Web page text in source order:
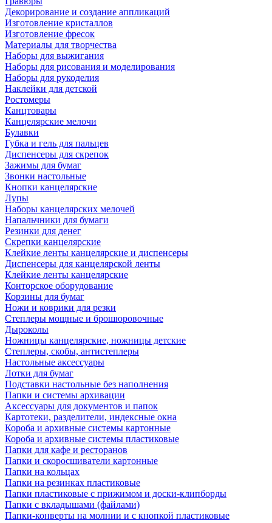
Декорирование и создание аппликаций
Изготовление кристаллов
Изготовление фресок
Материалы для творчества
Наборы для выжигания
Наборы для рисования и моделирования
Наборы для рукоделия
Наклейки для детской
Ростомеры
Канцтовары
Канцелярские мелочи
Булавки
Губка и гель для пальцев
Диспенсеры для скрепок
Зажимы для бумаг
Звонки настольные
Кнопки канцелярские
Лупы
Наборы канцелярских мелочей
Напальчники для бумаги
Резинки для денег
Скрепки канцелярские
Клейкие ленты канцелярские и диспенсеры
Диспенсеры для канцелярской ленты
Клейкие ленты канцелярские
Конторское оборудование
Корзины для бумаг
Ножи и коврики для резки
Степлеры мощные и брошюровочные
Дыроколы
Ножницы канцелярские, ножницы детские
Степлеры, скобы, антистеплеры
Настольные аксессуары
Лотки для бумаг
Подставки настольные без наполнения
Папки и системы архивации
Аксессуары для документов и папок
Картотеки, разделители, индексные окна
Короба и архивные системы картонные
Короба и архивные системы пластиковые
Папки для кафе и ресторанов
Папки и скоросшиватели картонные
Папки на кольцах
Папки на резинках пластиковые
Папки пластиковые с прижимом и доски-клипборды
Папки с вкладышами (файлами)
Папки-конверты на молнии и с кнопкой пластиковые